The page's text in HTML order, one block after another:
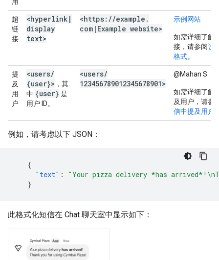
超
链
接
<hyperlink |
display
text>
<https: //example .
com | Example website>
示例网站
如需详细了解
接，请参阅设
格式。
提
及
用
户
<users/
{user}> ，其
中 {user} 是
用户 ID。
<users/
123456789012345678901>
@Mahan S
如需详细了解
及用户，请参
信中提及用户
例如，请考虑以下 JSON：
{
"text" :
"Your pizza delivery *has
}
此格式化短信在 Chat 聊天室中显示如下：